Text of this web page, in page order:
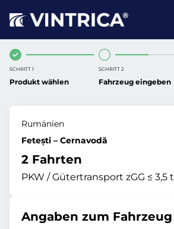
SCHRITT 1
Produkt wählen
SCHRITT 2
Fahrzeug eingeben
Rumänien
Fetești – Cernavodă
2 Fahrten
PKW / Gütertransport zGG ≤ 3,5 t
Angaben zum Fahrzeug